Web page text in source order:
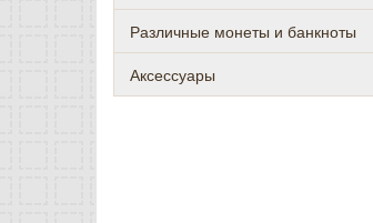
Различные монеты и банкноты
Аксессуары